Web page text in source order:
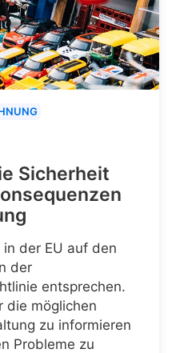
Sicherheit
der EU auf den
der
entsprechen.
die möglichen
zu informieren
Probleme zu